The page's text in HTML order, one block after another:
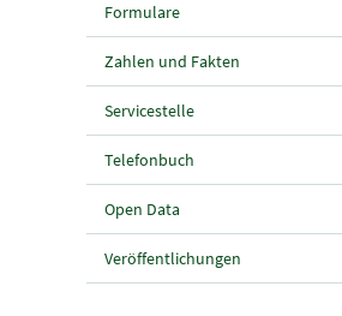
Formulare
Zahlen und Fakten
Servicestelle
Telefonbuch
Open Data
Veröffentlichungen